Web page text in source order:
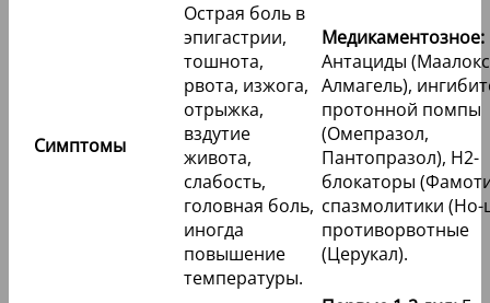
Симптомы
Острая боль в
эпигастрии,
тошнота,
рвота, изжога,
отрыжка,
вздутие
живота,
слабость,
головная боль,
иногда
повышение
температуры.
Медикаментозное:
Антациды
Алмагель),
протонной помпы
(Омепразол,
Пантопразол), Н2-
блокаторы
спазмолитики
противорвотные
(Церукал).